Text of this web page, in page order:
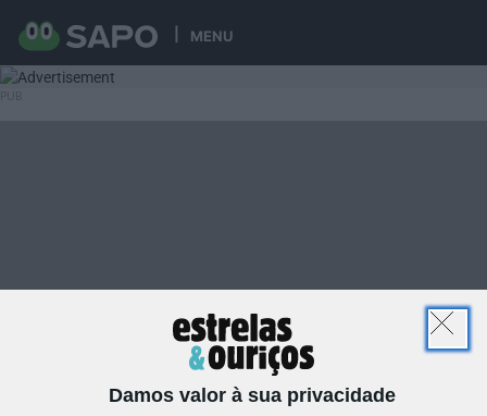
MENU
Damos valor à sua privacidade